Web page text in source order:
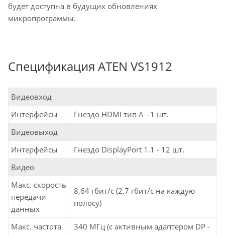
будет доступна в будущих обновлениях
микропрограммы.
Спецификация ATEN VS1912
Видеовход
Интерфейсы
Гнездо HDMI тип А - 1 шт.
Видеовыход
Интерфейсы
Гнездо DisplayPort 1.1 - 12 шт.
Видео
Макс. скорость
передачи
данных
8,64 гбит/с (2,7 гбит/с на каждую
полосу)
Макс. частота
340 МГц (с активным адаптером DP -